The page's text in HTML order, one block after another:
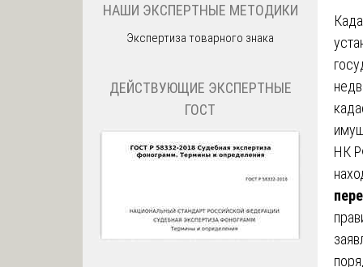
НК
НАШИ ЭКСПЕРТНЫЕ МЕТОДИКИ
Экспертиза товарного знака
ДЕЙСТВУЮЩИЕ ЭКСПЕРТНЫЕ
ГОСТ